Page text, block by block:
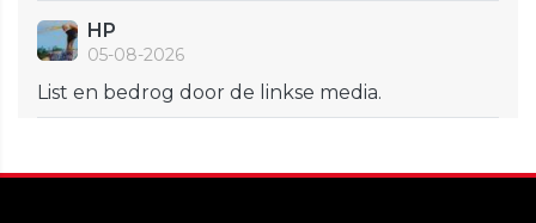
HP
05-08-2026
List en bedrog door de linkse media.